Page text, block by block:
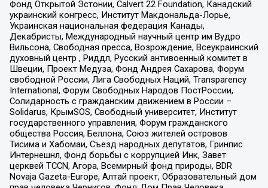
Фонд Открытой Эстонии, Calvert 22 Foundation, Канадский
украинский конгресс, Институт Макдональда-Лорье,
Украинская национальная федерация Канады,
Декабристы, Международный научный центр им Вудро
Вильсона, Свободная пресса, Возрождение, Всеукраинский
духовный центр , Риддл, Русский антивоенный комитет в
Швеции, Проект Медуза, Фонд Андрея Сахарова, Форум
свободной России, Лига Свободных Наций, Transparеncy
International, Форум Свободных Народов ПостРоссии,
Солидарность с гражданским движением в России –
Solidarus, КрымSOS, Свободный университет, Институт
государственного управления, Форум гражданского
общества Россия, Беллона, Союз жителей островов
Тисима и Хабомаи, Съезд народных депутатов, Гринпис
Интернешнл, Фонд борьбы с коррупцией Инк, Завет
церквей TCCN, Агора, Всемирный фонд природы, BDR
Novaja Gazeta-Europe, Алтай проект, Образовательный дом